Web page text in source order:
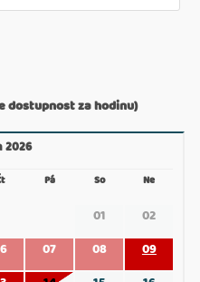
dostupnost za hodinu)
2026
Pá So Ne
01
02
07 08
09